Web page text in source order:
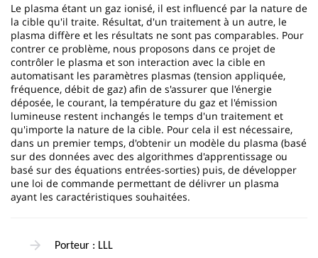
Le plasma étant un gaz ionisé, il est influencé par la nature de
la cible qu'il traite. Résultat, d'un traitement à un autre, le
plasma diffère et les résultats ne sont pas comparables. Pour
contrer ce problème, nous proposons dans ce projet de
contrôler le plasma et son interaction avec la cible en
automatisant les paramètres plasmas (tension appliquée,
fréquence, débit de gaz) afin de s'assurer que l'énergie
déposée, le courant, la température du gaz et l'émission
lumineuse restent inchangés le temps d'un traitement et
qu'importe la nature de la cible. Pour cela il est nécessaire,
dans un premier temps, d'obtenir un modèle du plasma (basé
sur des données avec des algorithmes d'apprentissage ou
basé sur des équations entrées-sorties) puis, de développer
une loi de commande permettant de délivrer un plasma
ayant les caractéristiques souhaitées.
Porteur : LLL